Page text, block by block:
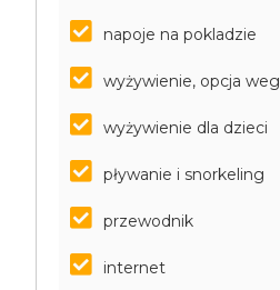
napoje na pokladzie
wyżywienie, opcja
wyżywienie dla dzieci
pływanie i snorkeling
przewodnik
internet